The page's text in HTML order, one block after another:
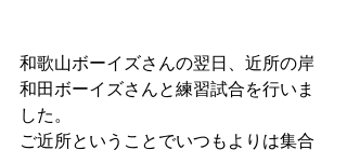
和歌山ボーイズさんの翌日、近所の岸
和田ボーイズさんと練習試合を行いま
した。
ご近所ということでいつもよりは集合